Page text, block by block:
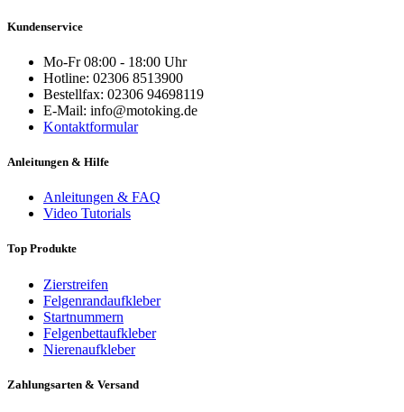
Kundenservice
Mo-Fr 08:00 - 18:00 Uhr
Hotline: 02306 8513900
Bestellfax: 02306 94698119
E-Mail: info@motoking.de
Kontaktformular
Anleitungen & Hilfe
Anleitungen & FAQ
Video Tutorials
Top Produkte
Zierstreifen
Felgenrandaufkleber
Startnummern
Felgenbettaufkleber
Nierenaufkleber
Zahlungsarten & Versand